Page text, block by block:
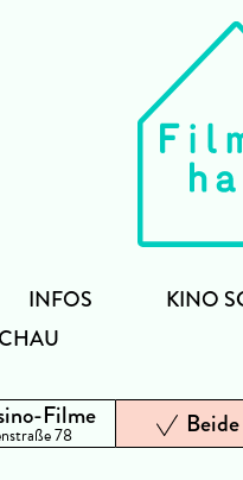
INFOS KINO
Filme
78